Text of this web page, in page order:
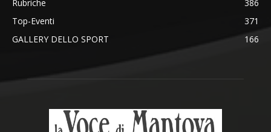
Rubriche
386
Top-Eventi
371
GALLERY DELLO SPORT
166